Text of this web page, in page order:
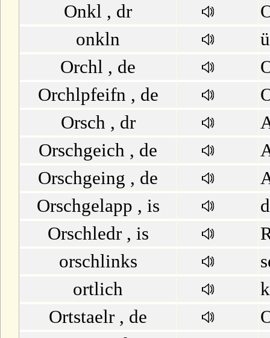
Onkl , dr
onkln
Orchl , de
Orchlpfeifn , de
Orsch , dr
Orschgeich , de
Orschgeing , de
Orschgelapp , is
Orschledr , is
orschlinks
ortlich
Ortstaelr , de